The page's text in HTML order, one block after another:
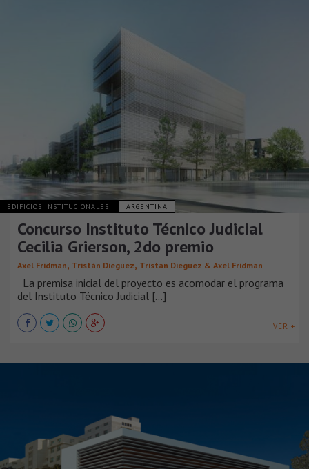
EDIFICIOS INSTITUCIONALES ARGENTINA
Concurso Instituto Técnico Judicial
Cecilia Grierson, 2do premio
Axel Fridman, Tristán Dieguez, Tristán Dieguez & Axel Fridman
La premisa inicial del proyecto es acomodar el programa
del Instituto Técnico Judicial [...]
VER +